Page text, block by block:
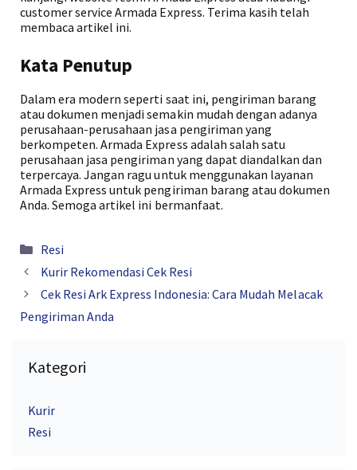
customer service Armada Express. Terima kasih telah
membaca artikel ini.
Kata Penutup
Dalam era modern seperti saat ini, pengiriman barang
atau dokumen menjadi semakin mudah dengan adanya
perusahaan-perusahaan jasa pengiriman yang
berkompeten. Armada Express adalah salah satu
perusahaan jasa pengiriman yang dapat diandalkan dan
terpercaya. Jangan ragu untuk menggunakan layanan
Armada Express untuk pengiriman barang atau dokumen
Anda. Semoga artikel ini bermanfaat.
Kategori
Resi
Kurir Rekomendasi Cek Resi
Cek Resi Ark Express Indonesia: Cara Mudah Melacak
Pengiriman Anda
Kategori
Kurir
Resi